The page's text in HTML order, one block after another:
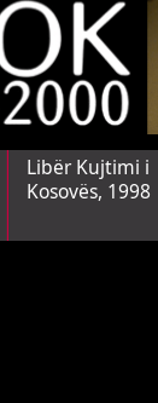
Libër Kujtimi i
Kosovës, 1998